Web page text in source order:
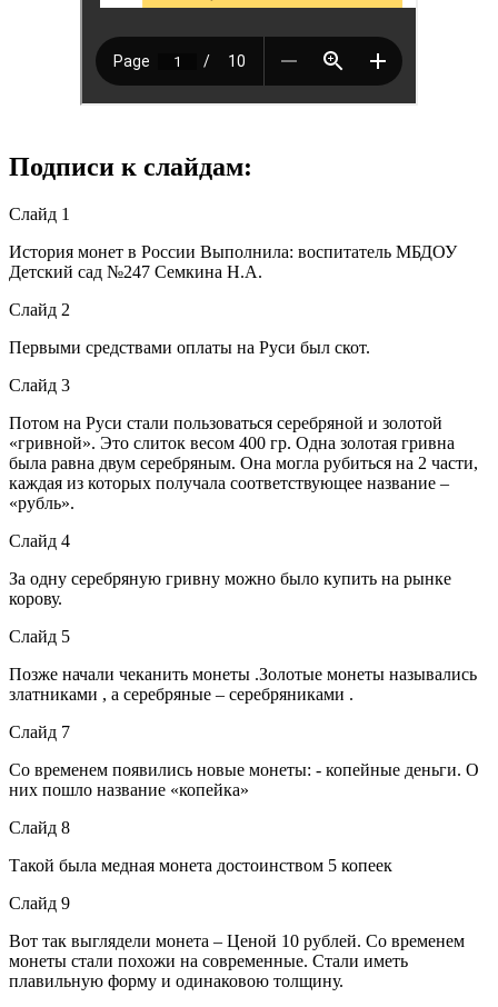
Подписи к слайдам:
Слайд 1
История монет в России Выполнила: воспитатель МБДОУ
Детский сад №247 Семкина Н.А.
Слайд 2
Первыми средствами оплаты на Руси был скот.
Слайд 3
Потом на Руси стали пользоваться серебряной и золотой
«гривной». Это слиток весом 400 гр. Одна золотая гривна
была равна двум серебряным. Она могла рубиться на 2 части,
каждая из которых получала соответствующее название –
«рубль».
Слайд 4
За одну серебряную гривну можно было купить на рынке
корову.
Слайд 5
Позже начали чеканить монеты .Золотые монеты назывались
златниками , а серебряные – серебряниками .
Слайд 7
Со временем появились новые монеты: - копейные деньги. О
них пошло название «копейка»
Слайд 8
Такой была медная монета достоинством 5 копеек
Слайд 9
Вот так выглядели монета – Ценой 10 рублей. Со временем
монеты стали похожи на современные. Стали иметь
плавильную форму и одинаковою толщину.